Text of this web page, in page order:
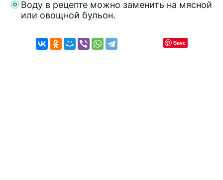
Воду в рецепте можно заменить на мясной
или овощной бульон.
Save